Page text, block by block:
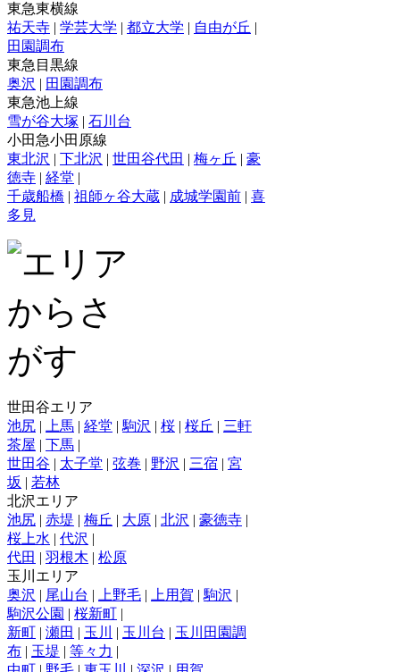
東急東横線
祐天寺 | 学芸大学 | 都立大学 | 自由が丘 |
田園調布
東急目黒線
奥沢 | 田園調布
東急池上線
雪が谷大塚 | 石川台
小田急小田原線
東北沢 | 下北沢 | 世田谷代田 | 梅ヶ丘 | 豪
徳寺 | 経堂 |
千歳船橋 | 祖師ヶ谷大蔵 | 成城学園前 | 喜
多見
世田谷エリア
池尻 | 上馬 | 経堂 | 駒沢 | 桜 | 桜丘 | 三軒
茶屋 | 下馬 |
世田谷 | 太子堂 | 弦巻 | 野沢 | 三宿 | 宮
坂 | 若林
北沢エリア
池尻 | 赤堤 | 梅丘 | 大原 | 北沢 | 豪徳寺 |
桜上水 | 代沢 |
代田 | 羽根木 | 松原
玉川エリア
奥沢 | 尾山台 | 上野毛 | 上用賀 | 駒沢 |
駒沢公園 | 桜新町 |
新町 | 瀬田 | 玉川 | 玉川台 | 玉川田園調
布 | 玉堤 | 等々力 |